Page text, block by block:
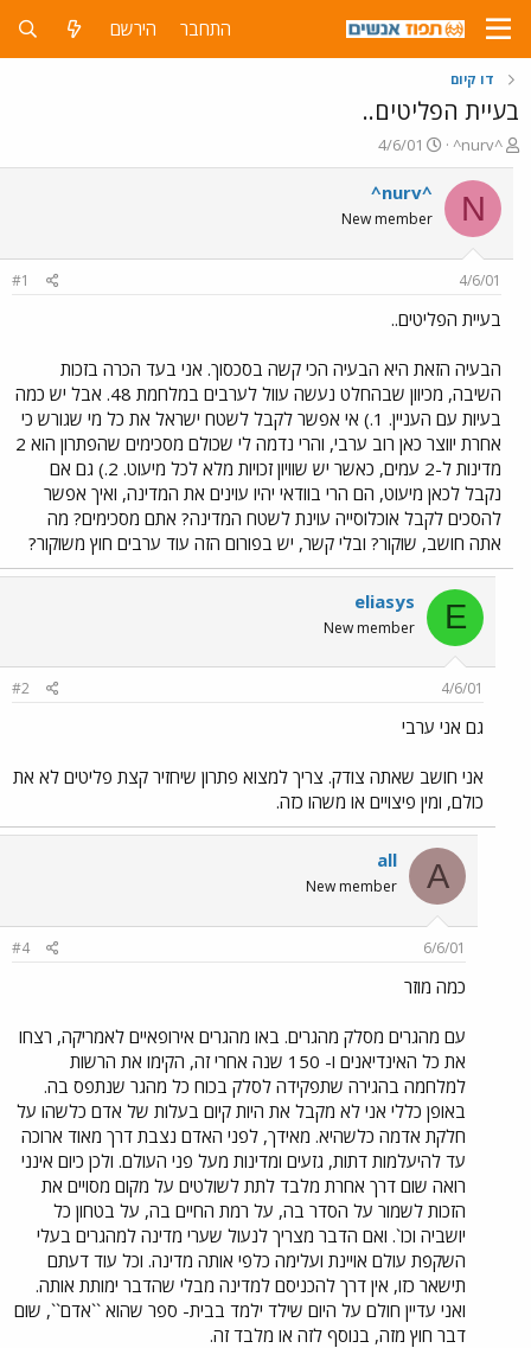
התחבר הירשם
דו קיום
בעיית הפליטים..
פ
ו
ת
ח
ה
ש
א
^nurv^
פ
ו
ר
ם
ר
4/6/01
N
^nurv^
New member
4/6/01
#1
בעיית הפליטים..
הבעיה הזאת היא הבעיה הכי קשה בסכסוך. אני בעד הכרה בזכות
השיבה, מכיוון שבהחלט נעשה עוול לערבים במלחמת 48. אבל יש כמה
בעיות עם העניין. 1.) אי אפשר לקבל לשטח ישראל את כל מי שגורש כי
אחרת יווצר כאן רוב ערבי, והרי נדמה לי שכולם מסכימים שהפתרון הוא 2
מדינות ל-2 עמים, כאשר יש שוויון זכויות מלא לכל מיעוט. 2.) גם אם
נקבל לכאן מיעוט, הם הרי בוודאי יהיו עוינים את המדינה, ואיך אפשר
להסכים לקבל אוכלוסייה עוינת לשטח המדינה? אתם מסכימים? מה
אתה חושב, שוקור? ובלי קשר, יש בפורום הזה עוד ערבים חוץ משוקור?
E
eliasys
New member
4/6/01
#2
גם אני ערבי
אני חושב שאתה צודק. צריך למצוא פתרון שיחזיר קצת פליטים לא את
כולם, ומין פיצויים או משהו כזה.
A
all
New member
6/6/01
#4
כמה מוזר
עם מהגרים מסלק מהגרים. באו מהגרים אירופאיים לאמריקה, רצחו
את כל האינדיאנים ו- 150 שנה אחרי זה, הקימו את הרשות
למלחמה בהגירה שתפקידה לסלק בכוח כל מהגר שנתפס בה.
באופן כללי אני לא מקבל את היות קיום בעלות של אדם כלשהו על
חלקת אדמה כלשהיא. מאידך, לפני האדם נצבת דרך מאוד ארוכה
עד להיעלמות דתות, גזעים ומדינות מעל פני העולם. ולכן כיום אינני
רואה שום דרך אחרת מלבד לתת לשולטים על מקום מסויים את
הזכות לשמור על הסדר בה, על רמת החיים בה, על בטחון כל
יושביה וכו`. ואם הדבר מצריך לנעול שערי מדינה למהגרים בעלי
השקפת עולם אויינת ועלימה כלפי אותה מדינה. וכל עוד דעתם
תישאר כזו, אין דרך להכניסם למדינה מבלי שהדבר ימותת אותה.
ואני עדיין חולם על היום שילד ילמד בבית- ספר שהוא ``אדם``, שום
דבר חוץ מזה, בנוסף לזה או מלבד זה.